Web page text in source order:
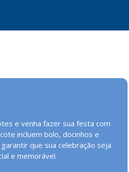
e venha fazer sua festa com
incluem bolo, docinhos e
que sua celebração seja
e memorável.